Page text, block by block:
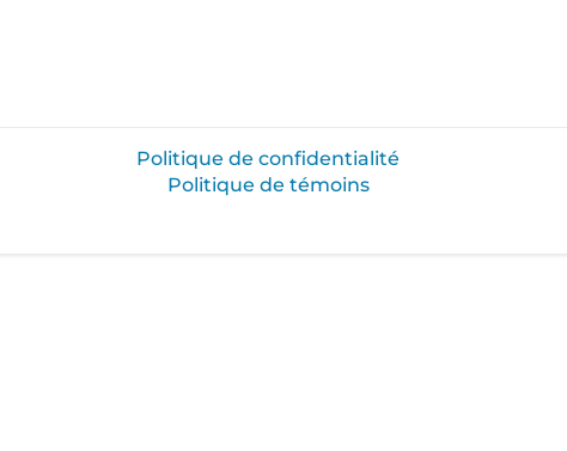
Politique de confidentialité
Politique de témoins